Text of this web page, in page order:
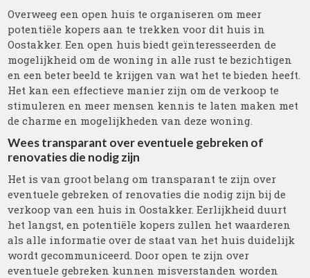
Overweeg een open huis te organiseren om meer
potentiële kopers aan te trekken voor dit huis in
Oostakker. Een open huis biedt geïnteresseerden de
mogelijkheid om de woning in alle rust te bezichtigen
en een beter beeld te krijgen van wat het te bieden heeft.
Het kan een effectieve manier zijn om de verkoop te
stimuleren en meer mensen kennis te laten maken met
de charme en mogelijkheden van deze woning.
Wees transparant over eventuele gebreken of
renovaties die nodig zijn
Het is van groot belang om transparant te zijn over
eventuele gebreken of renovaties die nodig zijn bij de
verkoop van een huis in Oostakker. Eerlijkheid duurt
het langst, en potentiële kopers zullen het waarderen
als alle informatie over de staat van het huis duidelijk
wordt gecommuniceerd. Door open te zijn over
eventuele gebreken kunnen misverstanden worden